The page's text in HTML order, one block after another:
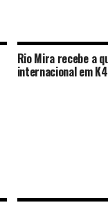
Rio Mira recebe a
internacional em K4